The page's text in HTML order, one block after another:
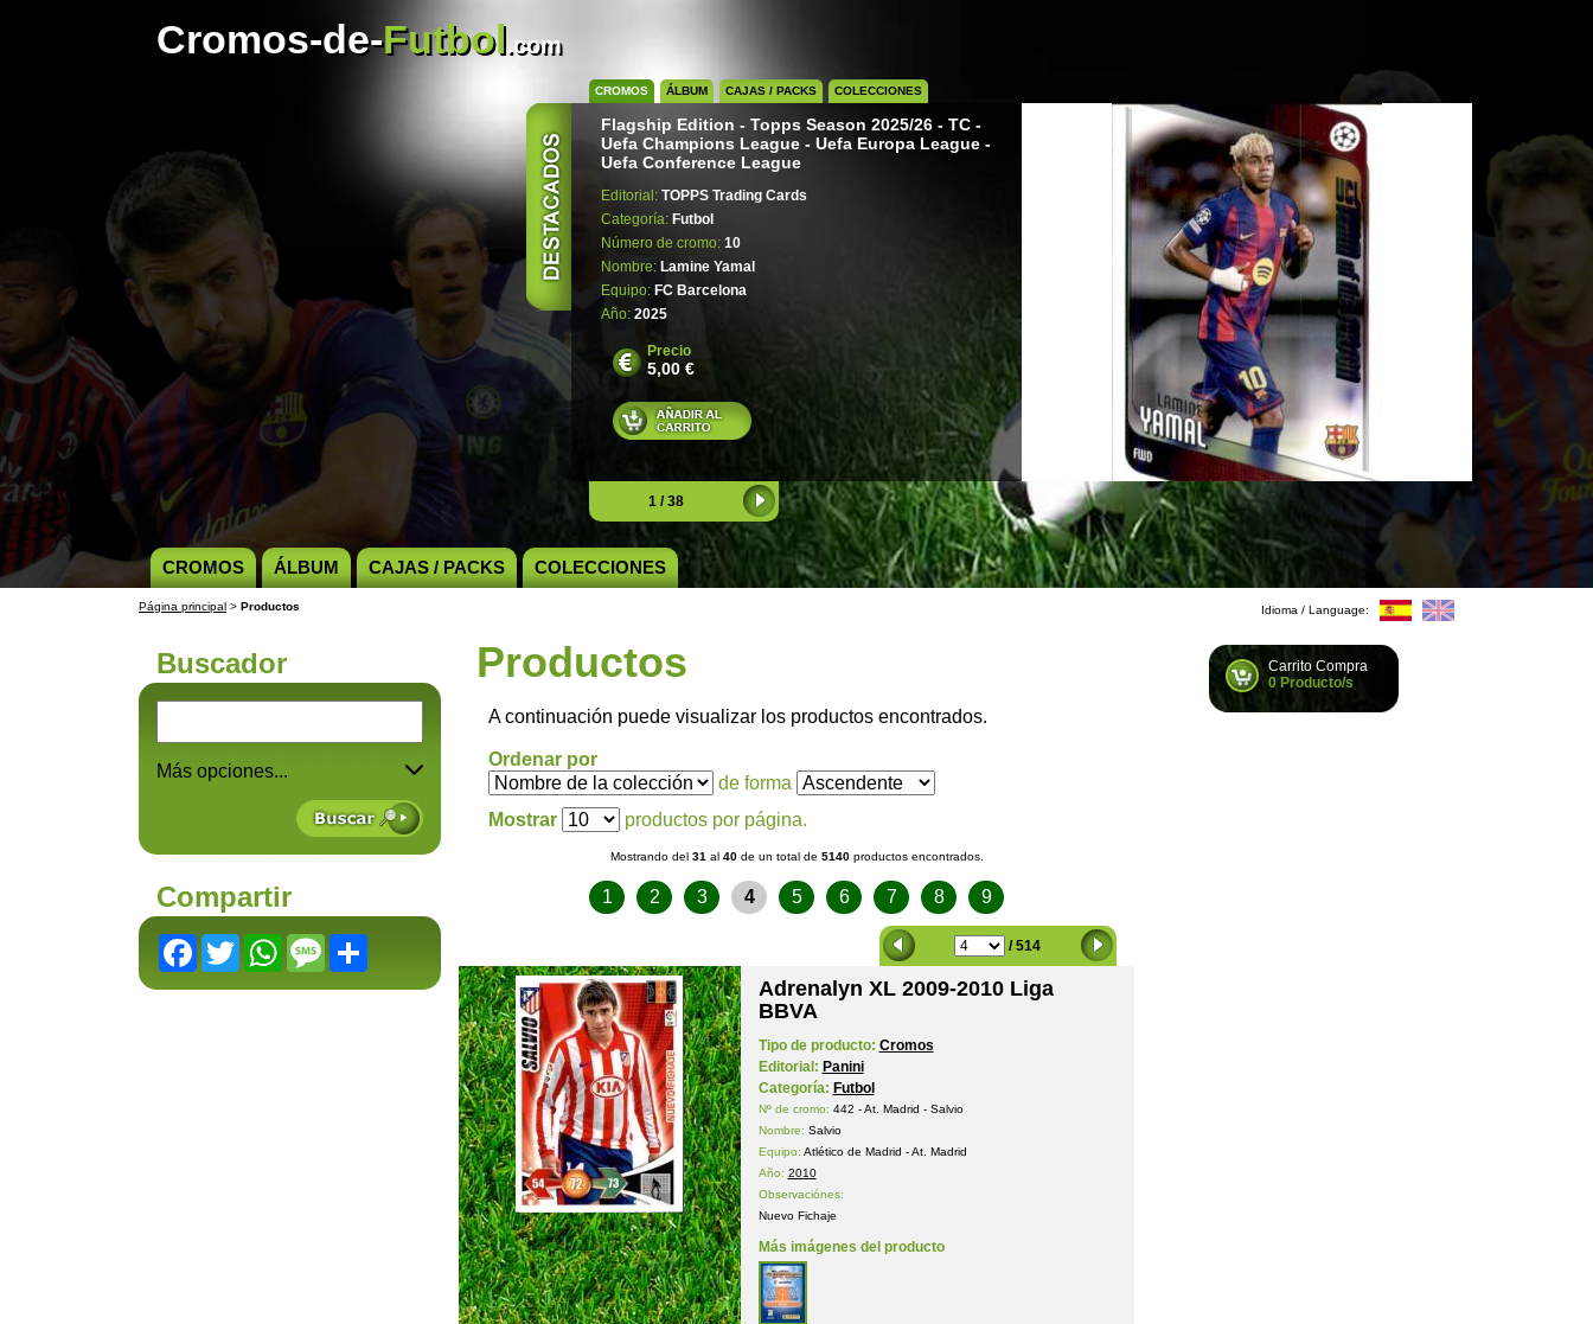
Cromos-de-Futbol.com
CROMOS ÁLBUM CAJAS / PACKS COLECCIONES
Flagship Edition - Topps Season 2025/26 - TC -
Uefa Champions League - Uefa Europa League -
Uefa Conference League
Editorial: TOPPS Trading Cards
Categoría: Futbol
Número de cromo: 10
Nombre: Lamine Yamal
Equipo: FC Barcelona
Año: 2025
Precio
5,00 €
1 / 38
CROMOS ÁLBUM CAJAS / PACKS COLECCIONES
Página principal > Productos Idioma / Language:
Buscador
Más opciones...
Compartir
Facebook
TwitterWhatsApp
Message
Productos
A continuación puede visualizar los productos encontrados.
Ordenar por
de forma
Mostrar
productos por página.
Mostrando del 31 al 40de un total de 5140productos encontrados.
1 2 3 4 5 6 7 8 9
/ 514
Adrenalyn XL 2009-2010 Liga
BBVA
Tipo de producto: Cromos
Editorial: Panini
Categoría: Futbol
Nº de cromo: 442 - At. Madrid - Salvio
Nombre: Salvio
Equipo: Atlético de Madrid - At. Madrid
Año: 2010
Observaciónes:
Nuevo Fichaje
Más imágenes del producto
Carrito Compra
0 Producto/s